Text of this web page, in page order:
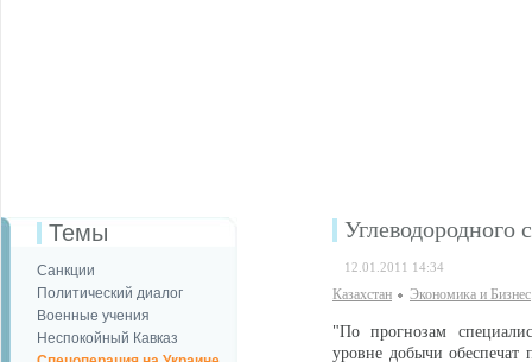
Темы
Санкции
Политический диалог
Военные учения
Неспокойный Кавказ
Углеводородного
12.01.2011 14:34
Казахстан Экономика и Бизнес
"По прогнозам
уровне добычи